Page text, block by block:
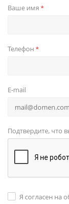
Ваше имя *
Телефон *
E-mail
Подтвердите, что
Я согласен на